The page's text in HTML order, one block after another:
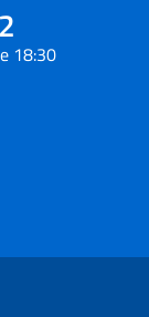
18:30